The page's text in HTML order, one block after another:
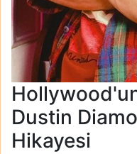
Dustin
Hikayesi